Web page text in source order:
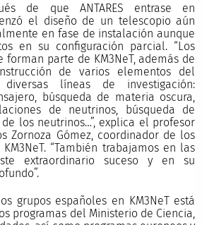
de que ANTARES entrase en
el diseño de un telescopio aún
en fase de instalación aunque
en su configuración parcial. “Los
forman parte de KM3NeT, además de
de varios elementos del
líneas de investigación:
búsqueda de materia oscura,
de neutrinos, búsqueda de
los neutrinos…”, explica el profesor
Zornoza Gómez, coordinador de los
“También trabajamos en las
extraordinario suceso y en su
grupos españoles en KM3NeT está
programas del Ministerio de Ciencia,